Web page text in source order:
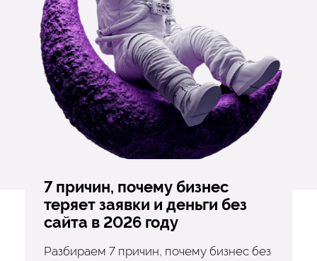
7 причин, почему бизнес
теряет заявки и деньги без
сайта в 2026 году
Разбираем 7 причин, почему бизнес без